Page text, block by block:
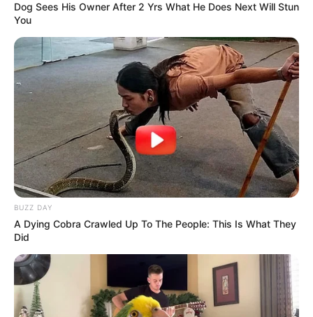
Le Pronostic PMU du Quinté du jour en 7
chevaux du PRIX BRUNO COQUATRIX
1er: 14 GAMIN DE MAHEY
2ème: 13 GERSHWIN DE CHENU
3ème: 8 GLOIRE ROYALE
4ème: 16 HARDI CROWN
5ème: 12 GUIGNOL DE CHARDET
6ème: 11 HELIOS SOMOLLI
7ème: 6 HUNADORA
Les regrets ou en cas de non-partant: 1 HORACIO DE
CERISY et 2 HEMILIO PIERJI
Pour le Prix Bruno Coquatrix à Cabourg ce 9 août 2024,
Dog Sees His Owner After 2 Yrs What He Does Next Will Stun
You
BUZZ DAY
A Dying Cobra Crawled Up To The People: This Is What They
Did